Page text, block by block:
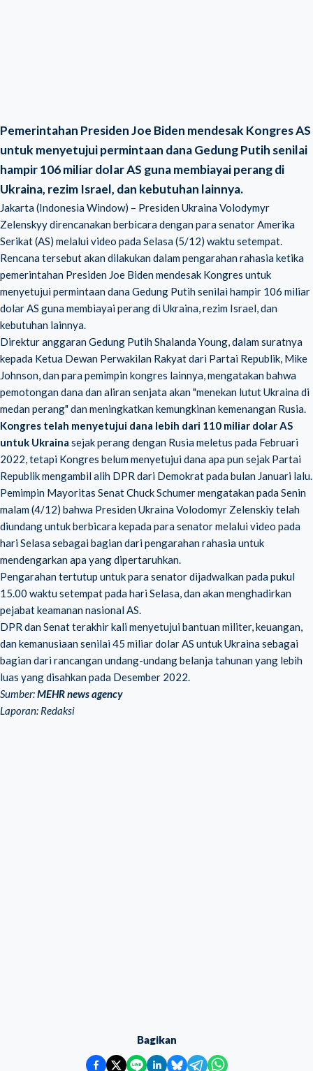
Pemerintahan Presiden Joe Biden mendesak Kongres AS
untuk menyetujui permintaan dana Gedung Putih senilai
hampir 106 miliar dolar AS guna membiayai perang di
Ukraina, rezim Israel, dan kebutuhan lainnya.
Jakarta (Indonesia Window) – Presiden Ukraina Volodymyr
Zelenskyy direncanakan berbicara dengan para senator Amerika
Serikat (AS) melalui video pada Selasa (5/12) waktu setempat.
Rencana tersebut akan dilakukan dalam pengarahan rahasia ketika
pemerintahan Presiden Joe Biden mendesak Kongres untuk
menyetujui permintaan dana Gedung Putih senilai hampir 106 miliar
dolar AS guna membiayai perang di Ukraina, rezim Israel, dan
kebutuhan lainnya.
Direktur anggaran Gedung Putih Shalanda Young, dalam suratnya
kepada Ketua Dewan Perwakilan Rakyat dari Partai Republik, Mike
Johnson, dan para pemimpin kongres lainnya, mengatakan bahwa
pemotongan dana dan aliran senjata akan "menekan lutut Ukraina di
medan perang" dan meningkatkan kemungkinan kemenangan Rusia.
Kongres telah menyetujui dana lebih dari 110 miliar dolar AS
untuk Ukraina sejak perang dengan Rusia meletus pada Februari
2022, tetapi Kongres belum menyetujui dana apa pun sejak Partai
Republik mengambil alih DPR dari Demokrat pada bulan Januari lalu.
Pemimpin Mayoritas Senat Chuck Schumer mengatakan pada Senin
malam (4/12) bahwa Presiden Ukraina Volodomyr Zelenskiy telah
diundang untuk berbicara kepada para senator melalui video pada
hari Selasa sebagai bagian dari pengarahan rahasia untuk
mendengarkan apa yang dipertaruhkan.
Pengarahan tertutup untuk para senator dijadwalkan pada pukul
15.00 waktu setempat pada hari Selasa, dan akan menghadirkan
pejabat keamanan nasional AS.
DPR dan Senat terakhir kali menyetujui bantuan militer, keuangan,
dan kemanusiaan senilai 45 miliar dolar AS untuk Ukraina sebagai
bagian dari rancangan undang-undang belanja tahunan yang lebih
luas yang disahkan pada Desember 2022.
Sumber:MEHR news agency
Laporan: Redaksi
Bagikan